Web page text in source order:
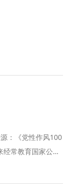
吃点腐乳、白
：《党性作风100
常教育国家公职
，即过思想关、